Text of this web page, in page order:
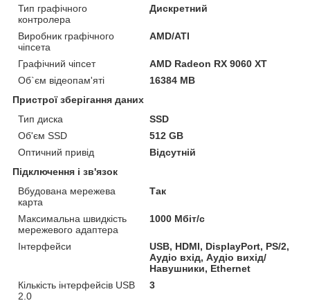
Тип графічного
контролера
Дискретний
Виробник графічного
чіпсета
AMD/ATI
Графічний чіпсет
AMD Radeon RX 9060 XT
Об`єм відеопам'яті
16384 MB
Пристрої зберігання даних
Тип диска
SSD
Об'єм SSD
512 GB
Оптичний привід
Відсутній
Підключення і зв'язок
Вбудована мережева
карта
Так
Максимальна швидкість
мережевого адаптера
1000 Мбіт/с
Інтерфейси
USB, HDMI, DisplayPort, PS/2,
Аудіо вхід, Аудіо вихід/
Навушники, Ethernet
Кількість інтерфейсів USB
2.0
3